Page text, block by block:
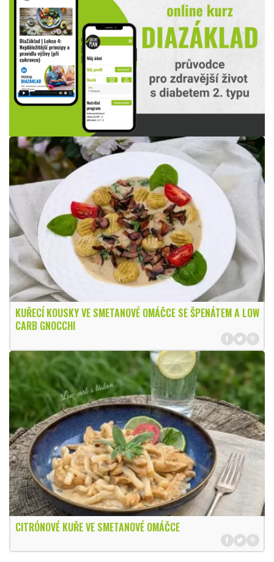
KUŘECÍ KOUSKY VE SMETANOVÉ OMÁČCE SE ŠPENÁTEM A LOW
CARB GNOCCHI
CITRÓNOVÉ KUŘE VE SMETANOVÉ OMÁČCE